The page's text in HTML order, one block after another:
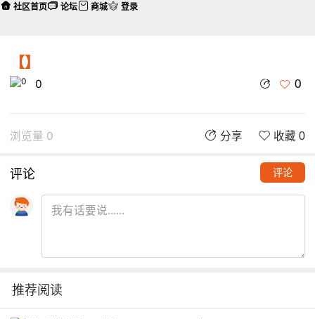
【】
0 0
浏览量 0 分享 收藏 0
评论 评论
推荐阅读
社区首页 论坛 商城 登录